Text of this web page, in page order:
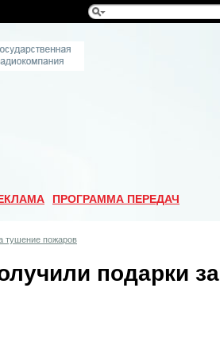
ПРОГРАММА ПЕРЕДАЧ
тушение пожаров
подарки за